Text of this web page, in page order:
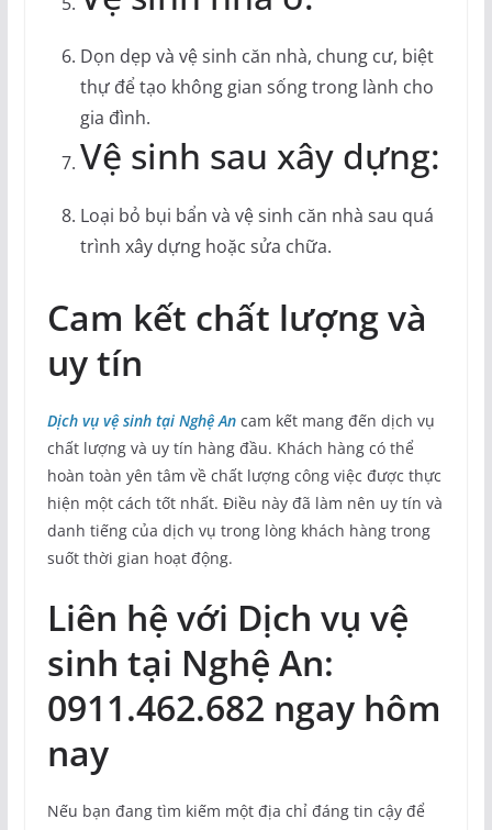
Dọn dẹp và vệ sinh căn nhà, chung cư, biệt
thự để tạo không gian sống trong lành cho
gia đình.
Vệ sinh sau xây dựng:
Loại bỏ bụi bẩn và vệ sinh căn nhà sau quá
trình xây dựng hoặc sửa chữa.
Cam kết chất lượng và
uy tín
Dịch vụ vệ sinh tại Nghệ An cam kết mang đến dịch vụ
chất lượng và uy tín hàng đầu. Khách hàng có thể
hoàn toàn yên tâm về chất lượng công việc được thực
hiện một cách tốt nhất. Điều này đã làm nên uy tín và
danh tiếng của dịch vụ trong lòng khách hàng trong
suốt thời gian hoạt động.
Liên hệ với Dịch vụ vệ
sinh tại Nghệ An:
0911.462.682 ngay hôm
nay
Nếu bạn đang tìm kiếm một địa chỉ đáng tin cậy để